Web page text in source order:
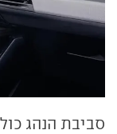
סביבת הנהג